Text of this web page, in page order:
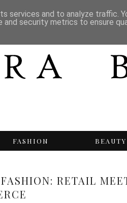
FASHION BEAUTY
RETAIL
services and to analyze traffic.
and security metrics to ensure